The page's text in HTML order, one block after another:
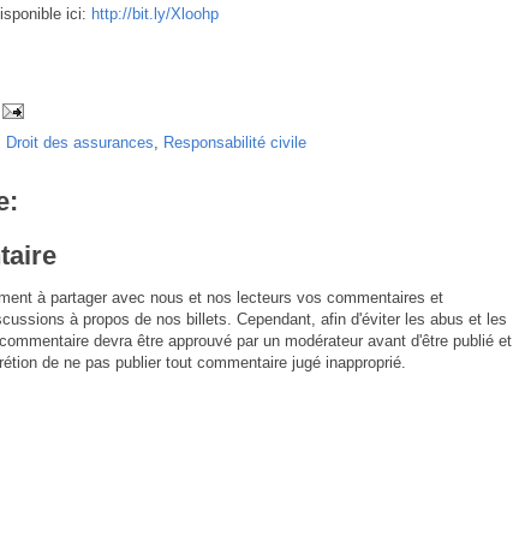
ici: http://bit.ly/Xloohp
Droit des assurances Responsabilité civile
à partager avec nous et nos lecteurs vos commentaires et
à propos de nos billets. Cependant, afin d'éviter les abus et les
devra être approuvé par un modérateur avant d'être publié et
de ne pas publier tout commentaire jugé inapproprié.